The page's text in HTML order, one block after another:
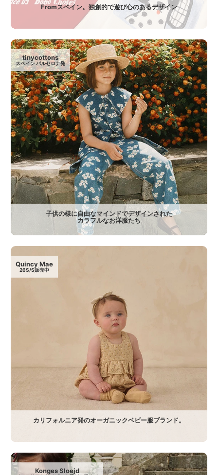
Fromスペイン。独創的で遊び心のあるデザイン
tinycottons
スペイン バルセロナ発
子供の様に自由なマインドでデザインされた
カラフルなお洋服たち
Quincy Mae
26S/S販売中
カリフォルニア発のオーガニックベビー服ブランド。
Konges Sloejd